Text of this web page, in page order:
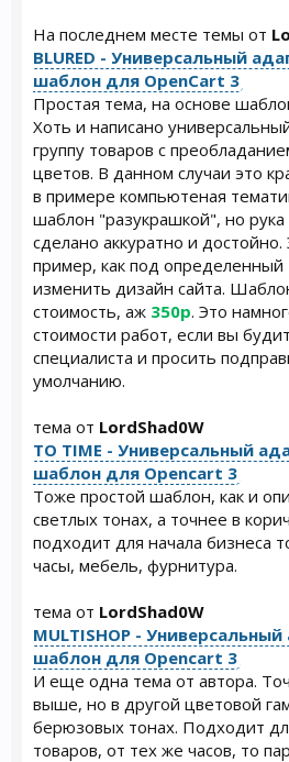
На последнем месте темы от
BLURED - Универсальный
шаблон для OpenCart 3
Простая тема, на основе
Хоть и написано
группу товаров с
цветов. В данном случаи это
в примере компьютеная
шаблон "разукрашкой", но
сделано аккуратно и
пример, как под
изменить дизайн сайта.
стоимость, аж 350р. Это
стоимости работ, если вы
специалиста и просить
умолчанию.
тема от LordShad0W
TO TIME - Универсальный
шаблон для Opencart 3
Тоже простой шаблон, как и
светлых тонах, а точнее в
подходит для начала бизнеса
часы, мебель, фурнитура.
тема от LordShad0W
MULTISHOP -
шаблон для Opencart 3
И еще одна тема от автора.
выше, но в другой цветовой
берюзовых тонах. Подходит
товаров, от тех же часов, то